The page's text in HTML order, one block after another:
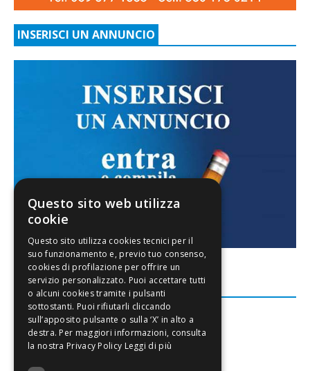
INSERISCI UN ANNUNCIO
FACEBOOK
Questo sito web utilizza
cookie
Leggi di più